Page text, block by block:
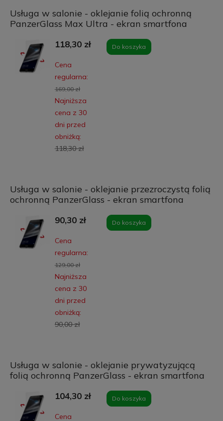
Usługa w salonie - oklejanie folią ochronną
PanzerGlass Max Ultra - ekran smartfona
118,30 zł
Cena
regularna:
169,00 zł
Najniższa
cena z 30
dni przed
obniżką:
118,30 zł
Do koszyka
Usługa w salonie - oklejanie przezroczystą folią
ochronną PanzerGlass - ekran smartfona
90,30 zł
Cena
regularna:
129,00 zł
Najniższa
cena z 30
dni przed
obniżką:
90,00 zł
Do koszyka
Usługa w salonie - oklejanie prywatyzującą
folią ochronną PanzerGlass - ekran smartfona
104,30 zł
Cena
Do koszyka